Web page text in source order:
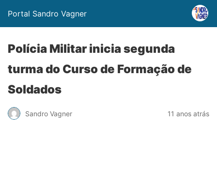
Portal Sandro Vagner
Polícia Militar inicia segunda
turma do Curso de Formação de
Soldados
Sandro Vagner 11 anos atrás